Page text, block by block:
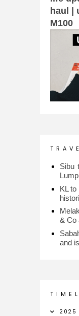
haul |
M100
T R A V
Sibu
KL
& Co
and
T I M E L
2025